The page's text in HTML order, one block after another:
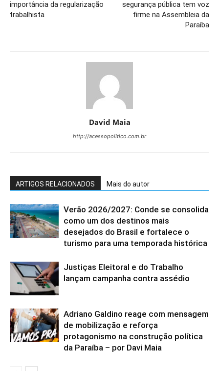
importância da regularização
trabalhista
segurança pública tem voz
firme na Assembleia da
Paraíba
David Maia
http://acessopolitico.com.br
ARTIGOS RELACIONADOS Mais do autor
Verão 2026/2027: Conde se consolida
como um dos destinos mais
desejados do Brasil e fortalece o
turismo para uma temporada histórica
Justiças Eleitoral e do Trabalho
lançam campanha contra assédio
Adriano Galdino reage com mensagem
de mobilização e reforça
protagonismo na construção política
da Paraíba – por Davi Maia